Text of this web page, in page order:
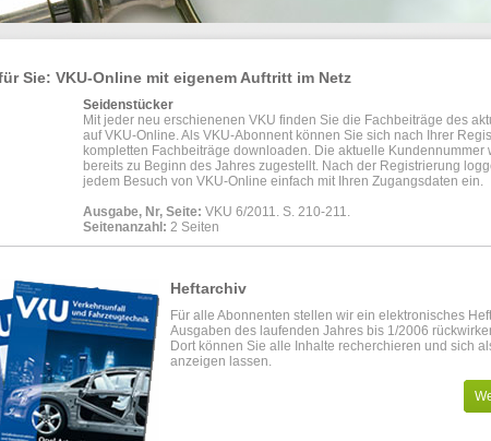
Sie: VKU-Online mit eigenem Auftritt im Netz
Seidenstücker
Mit jeder neu erschienenen VKU finden Sie die Fachbeiträge des
auf VKU-Online. Als VKU-Abonnent können Sie sich nach Ihrer
kompletten Fachbeiträge downloaden. Die aktuelle Kundennummer
bereits zu Beginn des Jahres zugestellt. Nach der Registrierung
jedem Besuch von VKU-Online einfach mit Ihren Zugangsdaten ein.
Ausgabe, Nr, Seite: VKU 6/2011. S. 210-211.
Seitenanzahl: 2 Seiten
Heftarchiv
Für alle Abonnenten stellen wir ein elektronisches
Ausgaben des laufenden Jahres bis 1/2006
Dort können Sie alle Inhalte recherchieren und sich
anzeigen lassen.